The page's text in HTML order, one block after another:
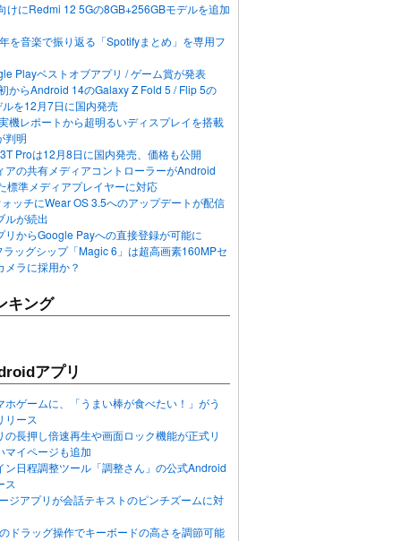
けにRedmi 12 5Gの8GB+256GBモデルを追加
を音楽で振り返る「Spotifyまとめ」を専用フ
Playベストオブアプリ / ゲーム賞が発表
からAndroid 14のGalaxy Z Fold 5 / Flip 5の
を12月7日に国内発売
機レポートから超明るいディスプレイを搭載
判明
Proは12月8日に国内発売、価格も公開
アの共有メディアコントローラーがAndroid
標準メディアプレイヤーに対応
ッチにWear OS 3.5へのアップデートが配信
ルが続出
リからGoogle Payへの直接登録が可能に
ッグシップ「Magic 6」は超高画素160MPセ
メラに採用か？
キング
アプリ
ホゲームに、「うまい棒が食べたい！」がう
リース
の長押し倍速再生や画面ロック機能が正式リ
マイページも追加
ン日程調整ツール「調整さん」の公式Android
ス
ジアプリが会話テキストのピンチズームに対
ドラッグ操作でキーボードの高さを調節可能